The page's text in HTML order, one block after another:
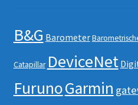
B&G Barometer
Catapillar DeviceNet
FurunoGarmin